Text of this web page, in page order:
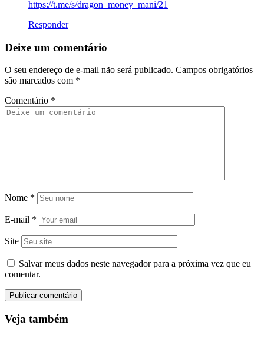
https://t.me/s/dragon_money_mani/21
Responder
Deixe um comentário
O seu endereço de e-mail não será publicado. Campos obrigatórios
são marcados com *
Comentário *
Nome *
E-mail *
Site
Salvar meus dados neste navegador para a próxima vez que eu
comentar.
Veja também